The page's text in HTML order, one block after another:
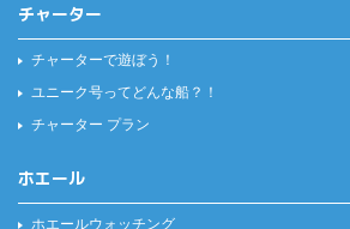
チャーター
チャーターで遊ぼう！
ユニーク号ってどんな船？！
チャーター プラン
ホエール
ホエールウォッチング